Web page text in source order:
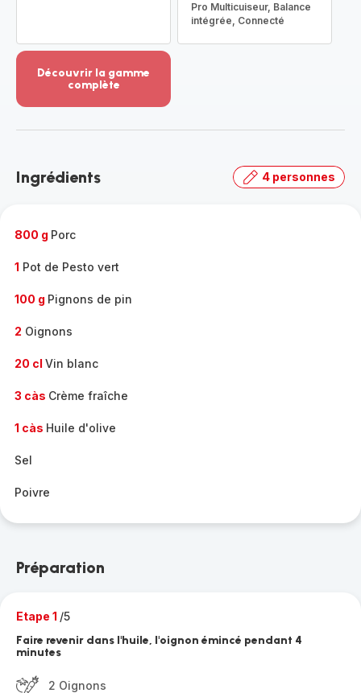
Pro Multicuiseur, Balance
intégrée, Connecté
Découvrir la gamme
complète
-
gamme
Ingrédients 4 personnes
800 g Porc
1 Pot de Pesto vert
100 g Pignons de pin
2 Oignons
20 cl Vin blanc
3 càs Crème fraîche
1 càs Huile d'olive
Sel
Poivre
Préparation
Etape 1 /5
Faire revenir dans l'huile, l'oignon émincé pendant 4
minutes
2 Oignons